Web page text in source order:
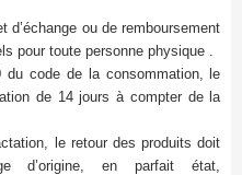
d’échange ou de remboursement
pour toute personne physique .
du code de la consommation, le
de 14 jours à compter de la
le retour des produits doit
d’origine, en parfait état,